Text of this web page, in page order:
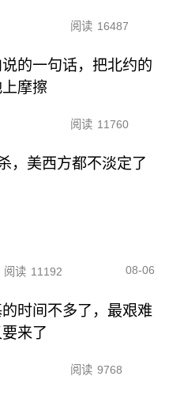
阅读 16487
的一句话，把北约的
摩擦
阅读 11760
，美西方都不淡定了
阅读 11192 08-06
时间不多了，最艰难
来了
阅读 9768